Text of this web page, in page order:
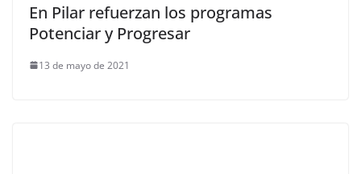
En Pilar refuerzan los programas
Potenciar y Progresar
13 de mayo de 2021